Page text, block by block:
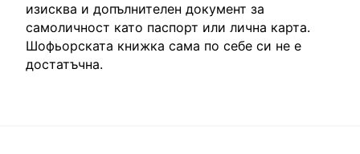
изисква и допълнителен документ за
самоличност като паспорт или лична карта.
Шофьорската книжка сама по себе си не е
достатъчна.